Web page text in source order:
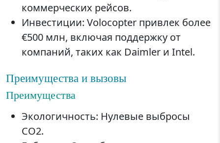
коммерческих рейсов.
Инвестиции: Volocopter привлек более
€500 млн, включая поддержку от
компаний, таких как Daimler и Intel.
Преимущества и вызовы
Преимущества
Экологичность: Нулевые выбросы
CO2.